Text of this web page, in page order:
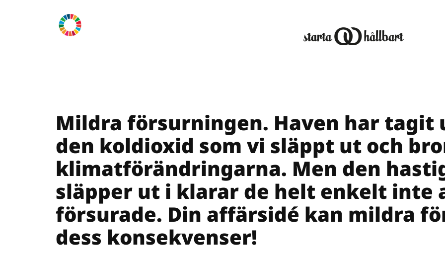
Mildra försurningen. Haven har tagit
den koldioxid som vi släppt ut och
klimatförändringarna. Men den
släpper ut i klarar de helt enkelt inte
försurade. Din affärsidé kan mildra
dess konsekvenser!